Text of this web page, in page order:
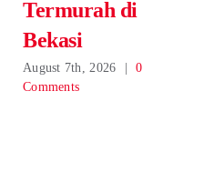
Termurah di
Bekasi
August 7th, 2026
0
Comments